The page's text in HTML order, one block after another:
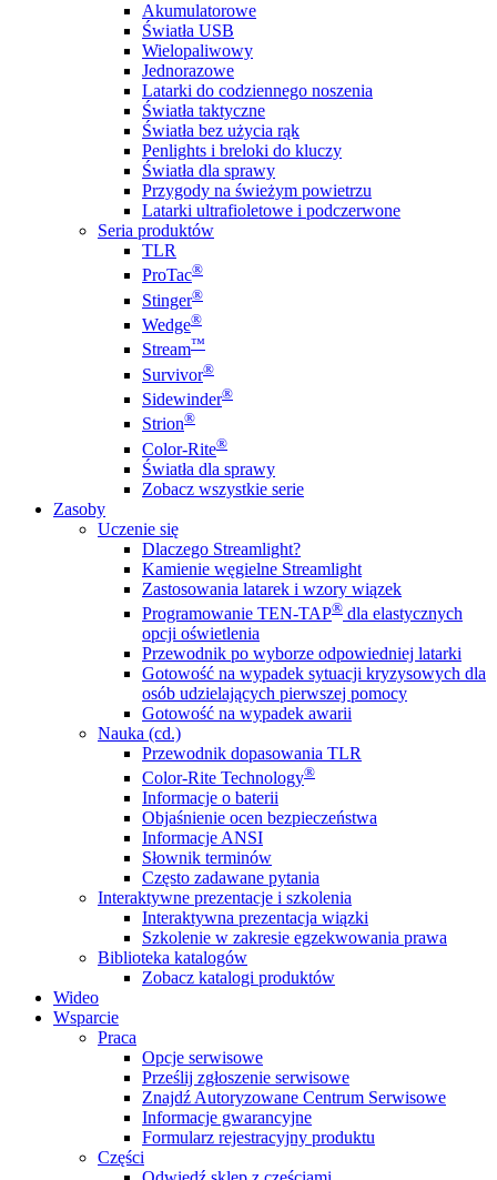
Akumulatorowe
Światła USB
Wielopaliwowy
Jednorazowe
Latarki do codziennego noszenia
Światła taktyczne
Światła bez użycia rąk
Penlights i breloki do kluczy
Światła dla sprawy
Przygody na świeżym powietrzu
Latarki ultrafioletowe i podczerwone
Seria produktów
TLR
ProTac®
Stinger®
Wedge®
Stream™
Survivor®
Sidewinder®
Strion®
Color-Rite®
Światła dla sprawy
Zobacz wszystkie serie
Zasoby
Uczenie się
Dlaczego Streamlight?
Kamienie węgielne Streamlight
Zastosowania latarek i wzory wiązek
Programowanie TEN-TAP® dla elastycznych
opcji oświetlenia
Przewodnik po wyborze odpowiedniej latarki
Gotowość na wypadek sytuacji kryzysowych dla
osób udzielających pierwszej pomocy
Gotowość na wypadek awarii
Nauka (cd.)
Przewodnik dopasowania TLR
Color-Rite Technology®
Informacje o baterii
Objaśnienie ocen bezpieczeństwa
Informacje ANSI
Słownik terminów
Często zadawane pytania
Interaktywne prezentacje i szkolenia
Interaktywna prezentacja wiązki
Szkolenie w zakresie egzekwowania prawa
Biblioteka katalogów
Zobacz katalogi produktów
Wideo
Wsparcie
Praca
Opcje serwisowe
Prześlij zgłoszenie serwisowe
Znajdź Autoryzowane Centrum Serwisowe
Informacje gwarancyjne
Formularz rejestracyjny produktu
Części